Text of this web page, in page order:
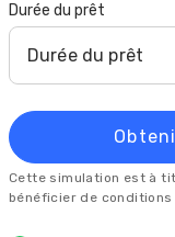
Durée du prêt
Durée du prêt
Cette simulation est à
bénéficier de